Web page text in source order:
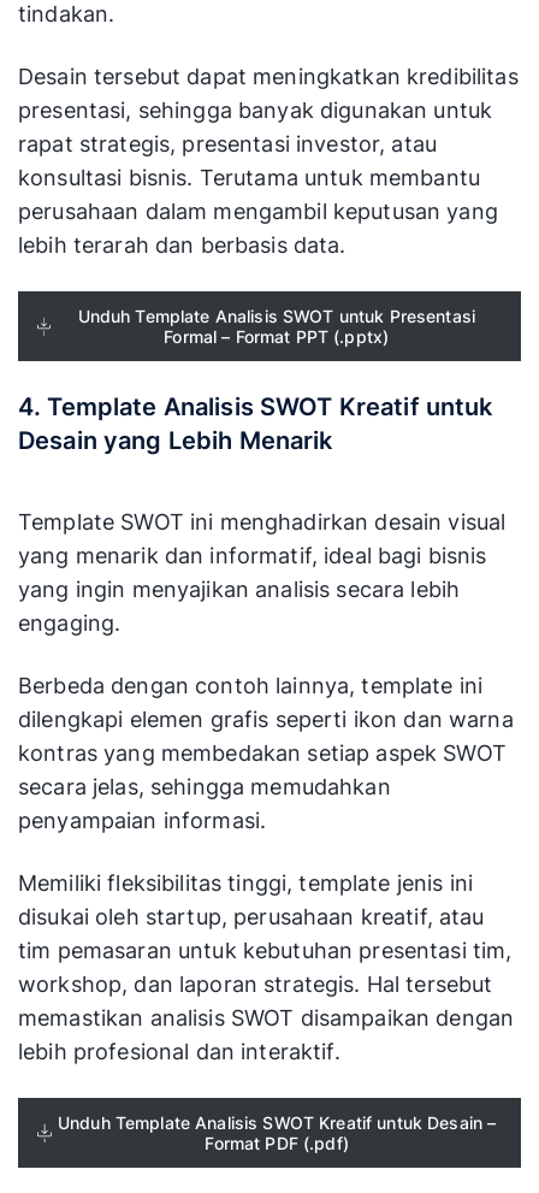
tindakan.
Desain tersebut dapat meningkatkan kredibilitas
presentasi, sehingga banyak digunakan untuk
rapat strategis, presentasi investor, atau
konsultasi bisnis. Terutama untuk membantu
perusahaan dalam mengambil keputusan yang
lebih terarah dan berbasis data.
Unduh Template Analisis SWOT untuk Presentasi
Formal – Format PPT (.pptx)
4. Template Analisis SWOT Kreatif untuk
Desain yang Lebih Menarik
Template SWOT ini menghadirkan desain visual
yang menarik dan informatif, ideal bagi bisnis
yang ingin menyajikan analisis secara lebih
engaging.
Berbeda dengan contoh lainnya, template ini
dilengkapi elemen grafis seperti ikon dan warna
kontras yang membedakan setiap aspek SWOT
secara jelas, sehingga memudahkan
penyampaian informasi.
Memiliki fleksibilitas tinggi, template jenis ini
disukai oleh startup, perusahaan kreatif, atau
tim pemasaran untuk kebutuhan presentasi tim,
workshop, dan laporan strategis. Hal tersebut
memastikan analisis SWOT disampaikan dengan
lebih profesional dan interaktif.
Unduh Template Analisis SWOT Kreatif untuk Desain –
Format PDF (.pdf)